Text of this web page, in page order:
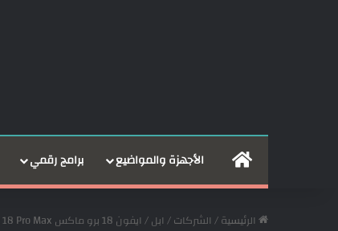
الرئيسيةالأجهزة والمواضيع برامج رقمي
الرئيسية/ الشركات/ ابل/ ايفون 18 برو ماكس iPhone 18 Pro Max كشف قفزة كبيرة في البطارية!